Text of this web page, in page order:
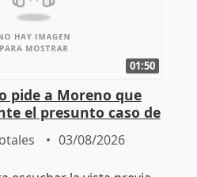
01:50
pide a Moreno que
el presunto caso de
ADM
03/08/2026